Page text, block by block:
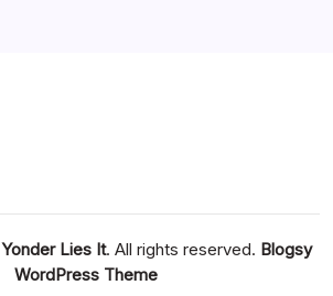
Yonder Lies It. All rights reserved. Blogsy
WordPress Theme